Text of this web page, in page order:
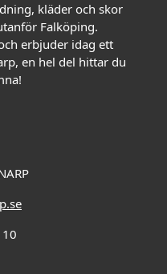
kläder och skor
Falköping.
erbjuder idag ett
en hel del hittar du